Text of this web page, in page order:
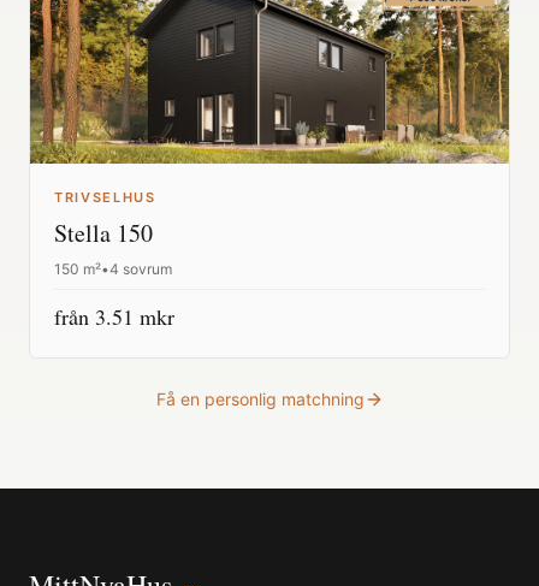
TRIVSELHUS
Stella 150
150 m²•4 sovrum
från 3.51 mkr
Få en personlig matchning